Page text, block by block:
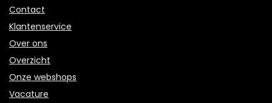
Contact
Klantenservice
Over ons
Overzicht
Onze webshops
Vacature